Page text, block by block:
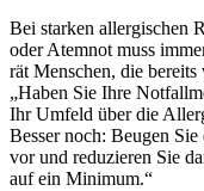
Bei starken allergischen
oder Atemnot muss
rät Menschen, die
„Haben Sie Ihre
Ihr Umfeld über die
Besser noch: Beugen
vor und reduzieren Sie
auf ein Minimum.“